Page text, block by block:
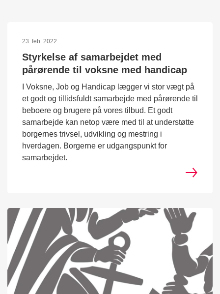
23. feb. 2022
Styrkelse af samarbejdet med
pårørende til voksne med handicap
I Voksne, Job og Handicap lægger vi stor vægt på
et godt og tillidsfuldt samarbejde med pårørende til
beboere og brugere på vores tilbud. Et godt
samarbejde kan netop være med til at understøtte
borgernes trivsel, udvikling og mestring i
hverdagen. Borgerne er udgangspunkt for
samarbejdet.